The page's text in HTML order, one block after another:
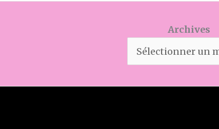
Archives